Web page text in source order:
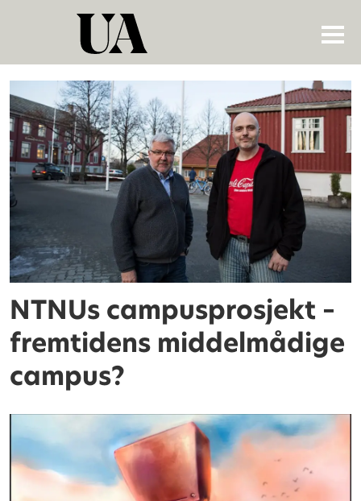
Tag:
statens
arealnorm
NTNUs campusprosjekt –
fremtidens middelmådige
campus?